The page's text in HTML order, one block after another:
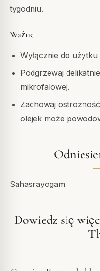
tygodniu.
Ważne
Wyłącznie do
Podgrzewaj
mikrofalowej.
Zachowaj
olejek może
Sahasrayogam
Dowiedz się